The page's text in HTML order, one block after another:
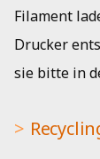
Filament
Drucker
sie bitte in